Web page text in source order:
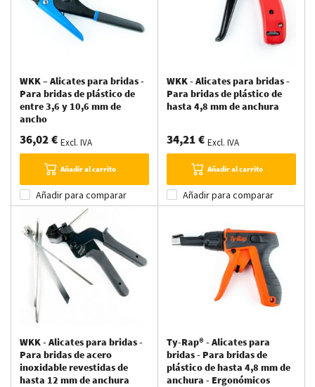
WKK – Alicates para bridas -
Para bridas de plástico de
entre 3,6 y 10,6 mm de
ancho
36,02 € Excl. IVA
Añadir al carrito
Añadir para comparar
WKK - Alicates para bridas -
Para bridas de plástico de
hasta 4,8 mm de anchura
34,21 € Excl. IVA
Añadir al carrito
Añadir para comparar
WKK - Alicates para bridas -
Para bridas de acero
inoxidable revestidas de
hasta 12 mm de anchura
Ty-Rap® - Alicates para
bridas - Para bridas de
plástico de hasta 4,8 mm de
anchura - Ergonómicos